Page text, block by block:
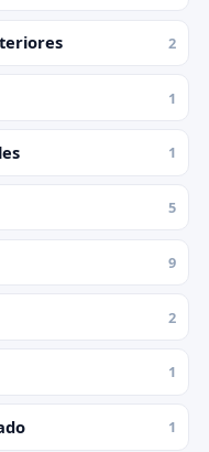
2
1
1
5
9
2
1
1